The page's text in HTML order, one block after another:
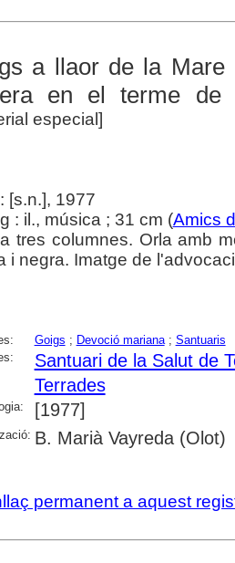
a llaor de la
en el terme de
especial]
[s.n.], 1977
: il., música ; 31 cm (Amics
tres columnes. Orla amb
i negra. Imatge de
Goigs ; Devoció mariana; Santuaris
Santuari de la Salut de
Terrades
[1977]
B. Marià Vayreda (Olot)
permanent a aquest